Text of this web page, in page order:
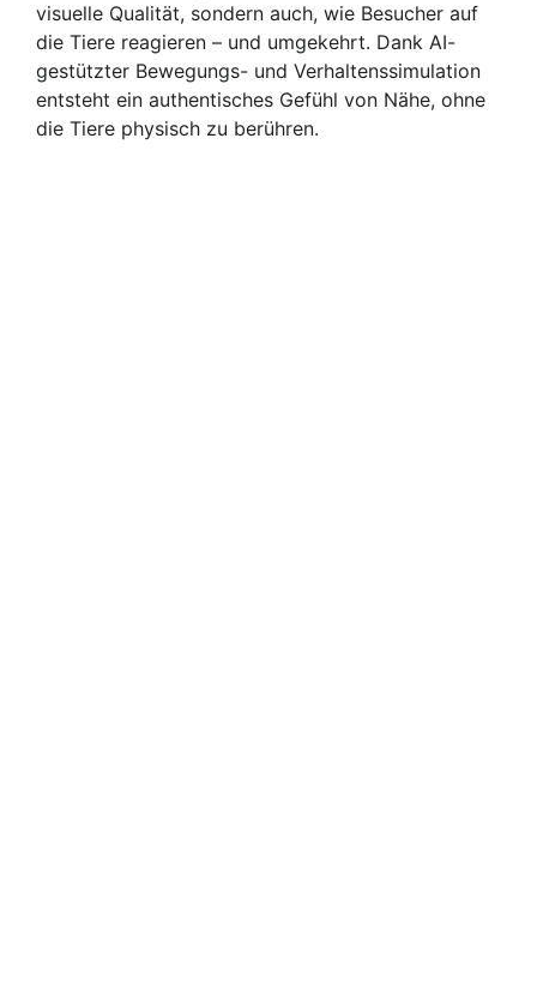
visuelle Qualität, sondern auch, wie Besucher auf
die Tiere reagieren – und umgekehrt. Dank AI-
gestützter Bewegungs- und Verhaltenssimulation
entsteht ein authentisches Gefühl von Nähe, ohne
die Tiere physisch zu berühren.